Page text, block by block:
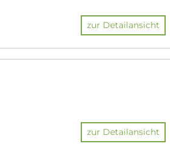
zur Detailansicht
zur Detailansicht